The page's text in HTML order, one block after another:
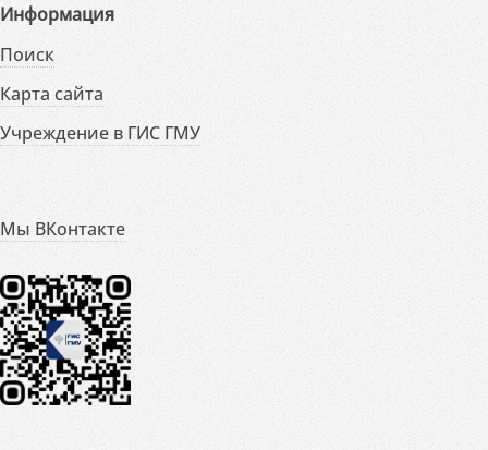
Информация
Поиск
Карта сайта
Учреждение в ГИС ГМУ
Мы ВКонтакте